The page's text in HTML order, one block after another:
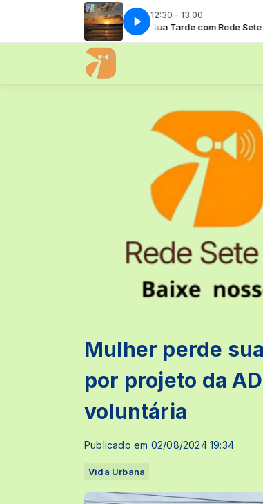
12:30 - 13:00
com Rede Sete BrasilA Sua Tarde com Rede Sete Brasil
Mulher perde
por projeto da
voluntária
Publicado em 02/08/2024 19:34
Vida Urbana